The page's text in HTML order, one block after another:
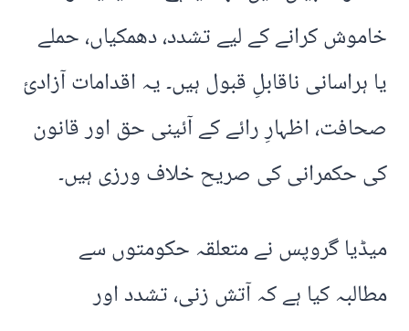
خاموش کرانے کے لیے تشدد، دھمکیاں، حملے
یا ہراسانی ناقابلِ قبول ہیں۔ یہ اقدامات آزادیٔ
صحافت، اظہارِ رائے کے آئینی حق اور قانون
کی حکمرانی کی صریح خلاف ورزی ہیں۔
میڈیا گروپس نے متعلقہ حکومتوں سے
مطالبہ کیا ہے کہ آتش زنی، تشدد اور